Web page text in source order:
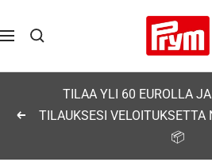
sisältöön
Navigaatio
Prym
Edellinen
TILAA YLI 60 EUROLLA
TILAUKSESI VELOITUKSETTA
📦